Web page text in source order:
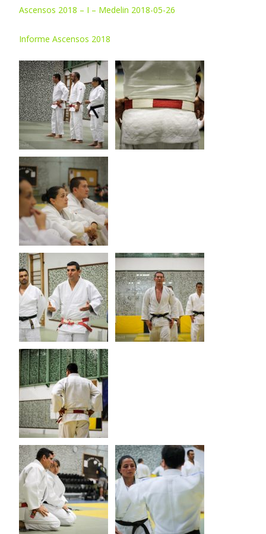
Ascensos 2018 – I – Medelin 2018-05-26
Informe Ascensos 2018